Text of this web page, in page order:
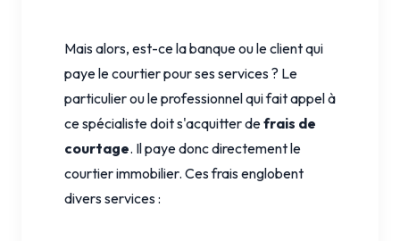
Mais alors, est-ce la banque ou le client qui
paye le courtier pour ses services ? Le
particulier ou le professionnel qui fait appel à
ce spécialiste doit s'acquitter defrais de
courtage. Il paye donc directement le
courtier immobilier. Ces frais englobent
divers services :